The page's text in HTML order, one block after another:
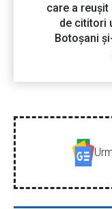
care a reușit
de cititori
Botoșani